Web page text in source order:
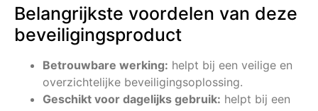
Belangrijkste voordelen van deze
beveiligingsproduct
Betrouwbare werking: helpt bij een veilige en
overzichtelijke beveiligingsoplossing.
Geschikt voor dagelijks gebruik: helpt bij een